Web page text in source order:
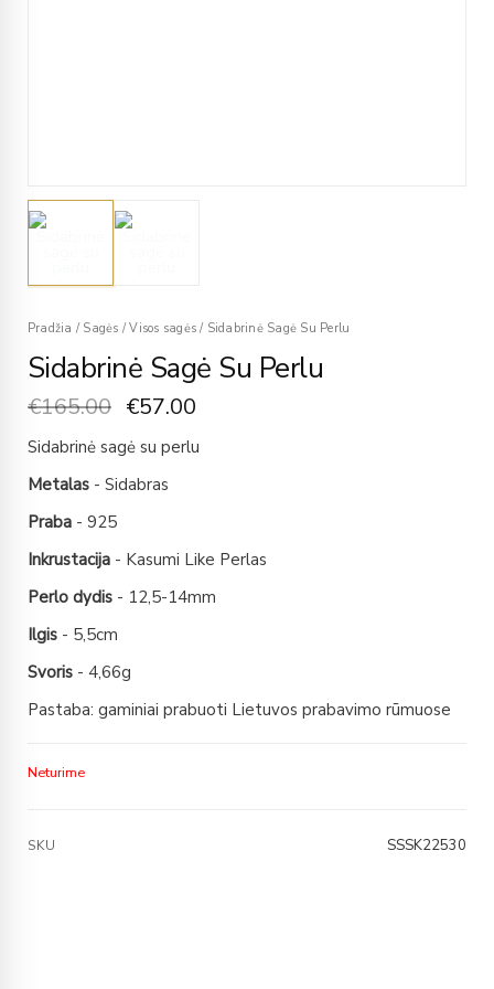
Pradžia / Sagės / Visos sagės /Sidabrinė Sagė Su Perlu
Sidabrinė Sagė Su Perlu
€165.00 €57.00
Sidabrinė sagė su perlu
Metalas - Sidabras
Praba - 925
Inkrustacija - Kasumi Like Perlas
Perlo dydis - 12,5-14mm
Ilgis - 5,5cm
Svoris - 4,66g
Pastaba: gaminiai prabuoti Lietuvos prabavimo rūmuose
Neturime
SKU SSSK22530